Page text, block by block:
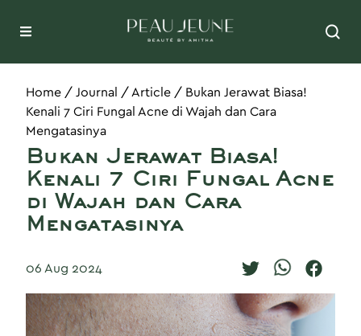
Home / Journal / Article / Bukan Jerawat Biasa!
Kenali 7 Ciri Fungal Acne di Wajah dan Cara
Mengatasinya
Bukan Jerawat Biasa!
Kenali 7 Ciri Fungal Acne
di Wajah dan Cara
Mengatasinya
06 Aug 2024